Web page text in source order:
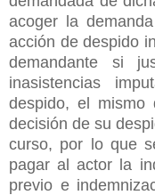
acoger la
acción de despido
demandante si
inasistencias
despido, el
decisión de su
curso, por lo que
pagar al actor la
previo e